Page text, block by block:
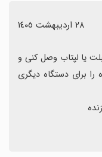
٢٨ اردیبهشت ١٤٠٥